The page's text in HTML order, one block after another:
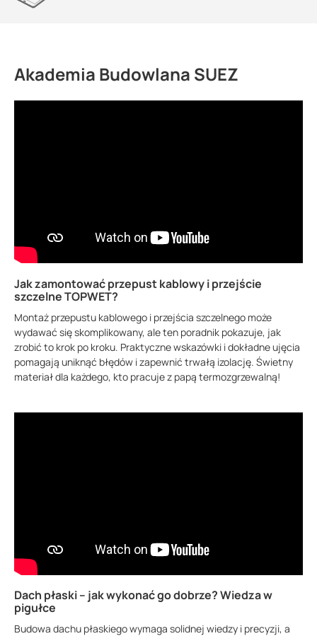
Akademia Budowlana SUEZ
Jak zamontować przepust kablowy i przejście
szczelne TOPWET?
Montaż przepustu kablowego i przejścia szczelnego może
wydawać się skomplikowany, ale ten poradnik pokazuje, jak
zrobić to krok po kroku. Praktyczne wskazówki i dokładne ujęcia
pomagają uniknąć błędów i zapewnić trwałą izolację. Świetny
materiał dla każdego, kto pracuje z papą termozgrzewalną!
Dach płaski – jak wykonać go dobrze? Wiedza w
pigułce
Budowa dachu płaskiego wymaga solidnej wiedzy i precyzji, a